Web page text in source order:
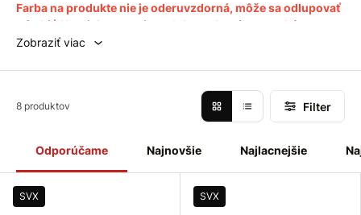
Farba na produkte nie je oderuvzdorná, môže sa odlupovať
a farbiť. Napriek tomu si produkt zachováva vysokú
odolnosť voči poveternostným vplyvom, keďže reťaz pod
Kotviace reťaze sa vpriemysle a preprave používajúuž celé
desaťročia až dodnes. Využívá sa račňový napínač na
dotiahnutie reťaze a upevnenie nákladu k prívesu. Táto
ukotvenie ťažkého nákladu
na príves - napríklad stavebný mechanizmus.Jednodielnu
kotviacu reťaz je možné
skrátiť
podľa potreby skracovacími
hákmi.Skracovacie hákymajú bezpečnostné poistky pre
vyššiu bezpečnosť
Zobraziť viac
Odporúčame Najnovšie Najlacnejšie
8 produktov Filter
SVX SVX